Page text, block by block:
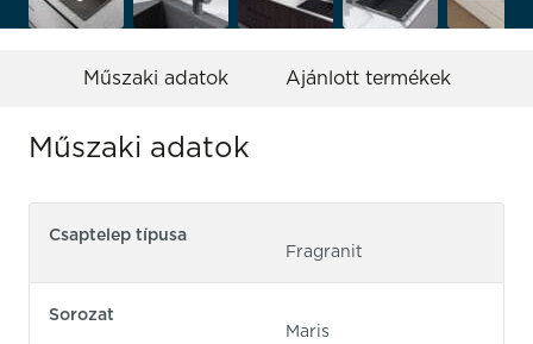
Műszaki adatok Ajánlott termékek
Műszaki adatok
Csaptelep típusa
Fragranit
Sorozat
Maris